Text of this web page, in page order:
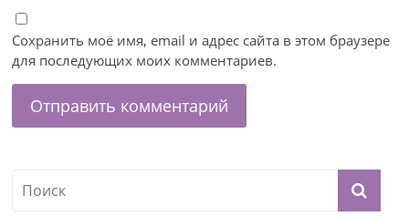
Сохранить моё имя, email и адрес сайта в этом браузере
для последующих моих комментариев.